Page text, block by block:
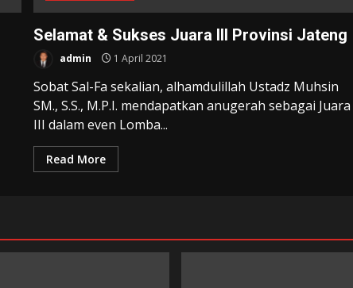
Selamat & Sukses Juara III Provinsi Jateng
admin 1 April 2021
Sobat Sal-Fa sekalian, alhamdulillah Ustadz Muhsin
SM., S.S., M.P.I. mendapatkan anugerah sebagai Juara
III dalam even Lomba...
Read More